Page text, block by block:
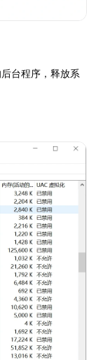
台程序，释放系